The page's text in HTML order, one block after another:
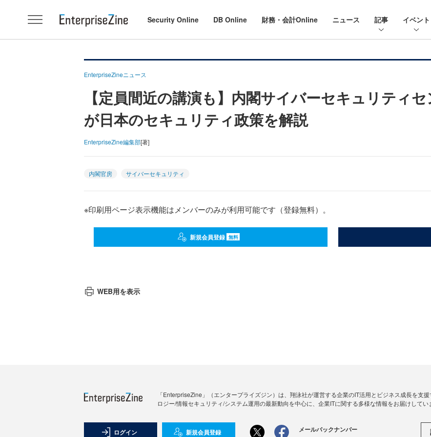
Security Online DB Online 財務・会計Online ニュース 記事 イベント
EnterpriseZineニュース
【定員間近の講演も】内閣サイバーセキュリティ
が日本のセキュリティ政策を解説
EnterpriseZine編集部[著]
内閣官房 サイバーセキュリティ
※印刷用ページ表示機能はメンバーのみが利用可能です（登録無料）。
新規会員登録 無料
WEB用を表示
「EnterpriseZine」（エンタープライズジン）は、翔泳社が運営する企業のIT活用とビジネス成長を支
ロジー/情報セキュリティ/システム運用の最新動向を中心に、企業ITに関する多様な情報をお届けしてい
ログイン 新規会員登録 メールバックナンバー